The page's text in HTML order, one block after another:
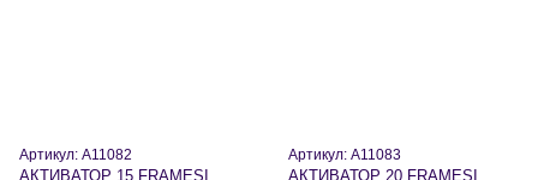
Артикул: A11082
АКТИВАТОР 15 FRAMESI
Артикул: A11083
АКТИВАТОР 20 FRAMESI